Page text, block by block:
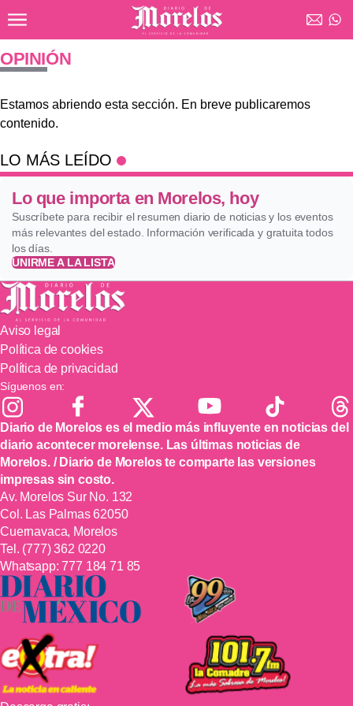
Diario de Morelos
OPINIÓN
Estamos abriendo esta sección. En breve publicaremos
contenido.
LO MÁS LEÍDO
Lo que importa en Morelos, hoy
Suscríbete para recibir el resumen diario de noticias y los eventos
más relevantes del estado. Información verificada y gratuita todos
los días.
UNIRME A LA LISTA
Aviso legal
Política de cookies
Política de privacidad
Síguenos en:
Diario de Morelos es el medio más influyente en noticias del
diario acontecer morelense. Las últimas noticias de
Morelos. / Diario de Morelos te comparte las versiones
impresas sin costo.
Av. Morelos Sur No. 132
Col. Las Palmas 62050
Cuernavaca, Morelos
Tel. (777) 362 0220
Whatsapp:777 184 71 85